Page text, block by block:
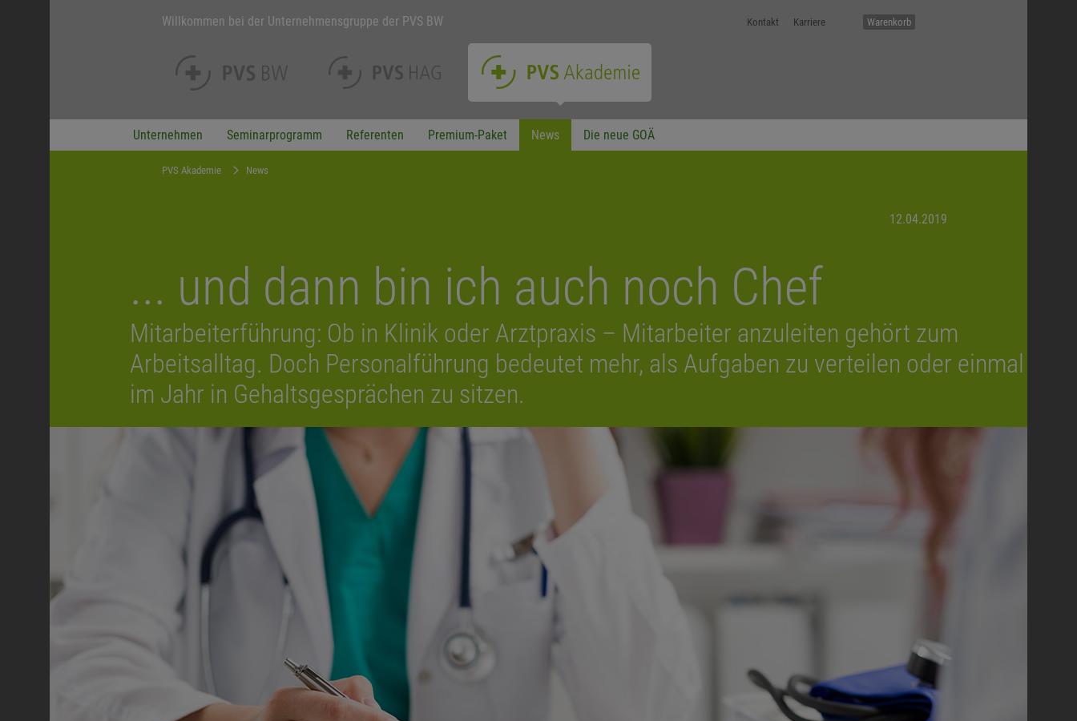
Kontakt Karriere Warenkorb
Willkommen bei der Unternehmensgruppe der PVS BW
Unternehmen Seminarprogramm Referenten Premium-Paket News Die neue GOÄ
PVS Akademie News
12.04.2019
... und dann bin ich auch noch Chef
Mitarbeiterführung: Ob in Klinik oder Arztpraxis – Mitarbeiter anzuleiten gehört zum
Arbeitsalltag. Doch Personalführung bedeutet mehr, als Aufgaben zu verteilen oder einmal
im Jahr in Gehaltsgesprächen zu sitzen.